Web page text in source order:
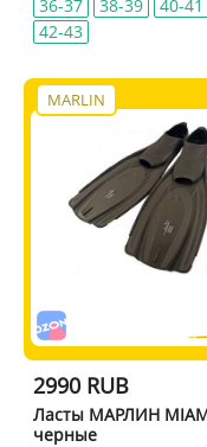
36-37 38-39
40-41
42-43
MARLIN
2990 RUB
Ласты МАРЛИН
черные